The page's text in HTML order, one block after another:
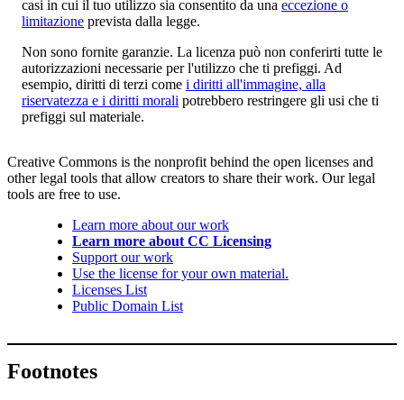
casi in cui il tuo utilizzo sia consentito da una eccezione o
limitazione prevista dalla legge.
Non sono fornite garanzie. La licenza può non conferirti tutte le
autorizzazioni necessarie per l'utilizzo che ti prefiggi. Ad
esempio, diritti di terzi come i diritti all'immagine, alla
riservatezza e i diritti morali potrebbero restringere gli usi che ti
prefiggi sul materiale.
Creative Commons is the nonprofit behind the open licenses and
other legal tools that allow creators to share their work. Our legal
tools are free to use.
Learn more about our work
Learn more about CC Licensing
Support our work
Use the license for your own material.
Licenses List
Public Domain List
Footnotes